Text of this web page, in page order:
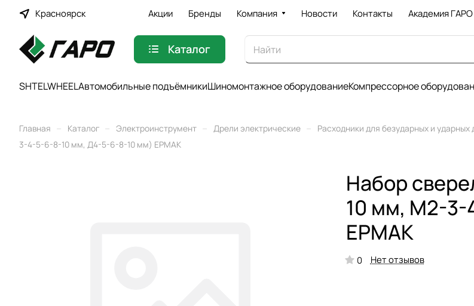
Красноярск Акции Бренды Компания Новости Контакты Академия ГАРО
Каталог
SHTELWHEELАвтомобильные подъёмникиШиномонтажное оборудованиеКомпрессорное
Главная – Каталог – Электроинструмент – Дрели электрические – Расходники для безударных и ударных
3-4-5-6-8-10 мм, Д4-5-6-8-10 мм) ЕРМАК
Набор
10 мм, М2-
ЕРМАК
0 Нет отзывов